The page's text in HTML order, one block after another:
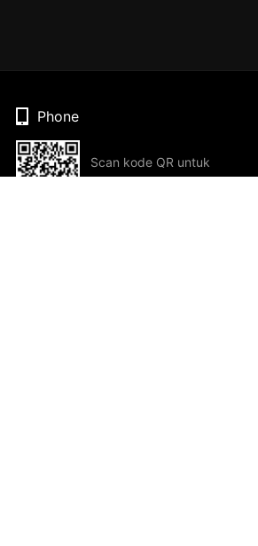
Phone
Scan kode QR untuk
mengunduh sekarang!